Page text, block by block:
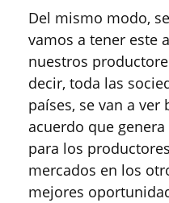
Del mismo modo,
vamos a tener este
nuestros
decir, toda las
países, se van a
acuerdo que
para los
mercados en los
mejores